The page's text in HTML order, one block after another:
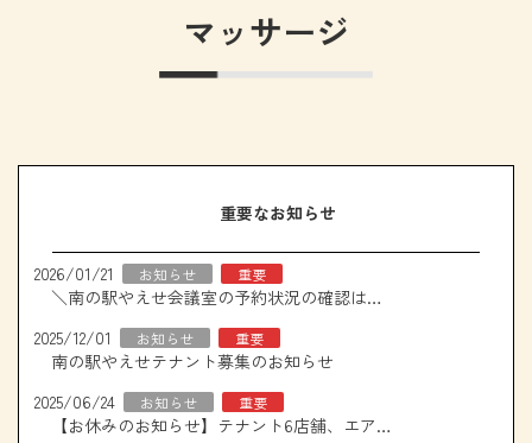
マッサージ
重要なお知らせ
2026/01/21 お知らせ 重要
＼南の駅やえせ会議室の予約状況の確認はこちら！／
2025/12/01
お知らせ 重要
南の駅やえせテナント募集のお知らせ
2025/06/24
お知らせ 重要
【お休みのお知らせ】テナント6店舗、エアコン取り換え工事について